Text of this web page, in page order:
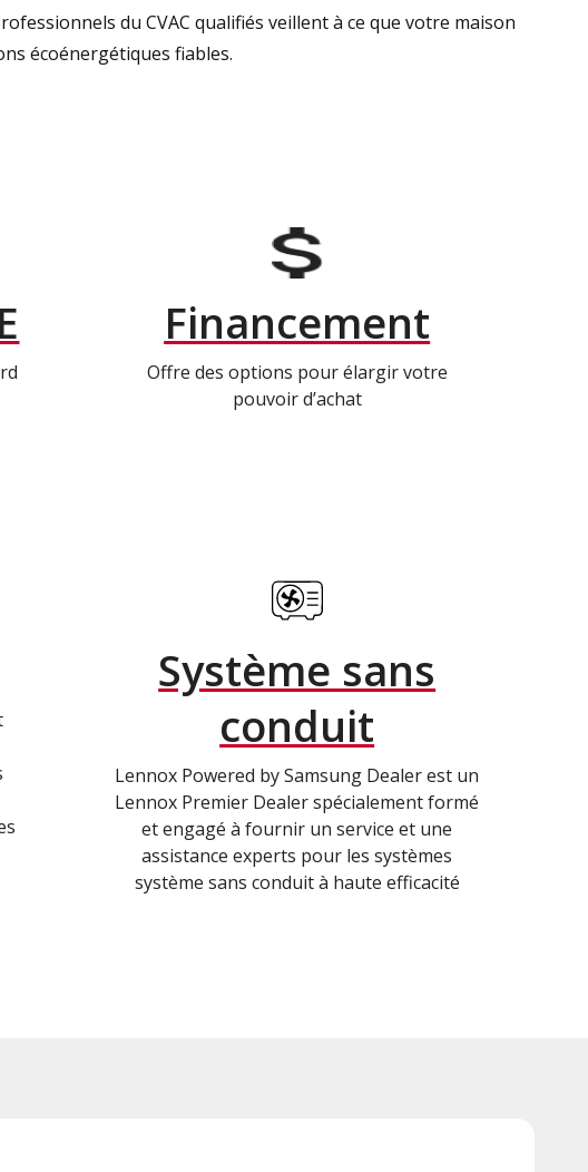
du CVAC qualifiés veillent à ce que votre maison
écoénergétiques fiables.
Financement
Offre des options pour élargir votre
pouvoir d’achat
Système sans
conduit
Lennox Powered by Samsung Dealer est un
Lennox Premier Dealer spécialement formé
et engagé à fournir un service et une
assistance experts pour les systèmes
système sans conduit à haute efficacité